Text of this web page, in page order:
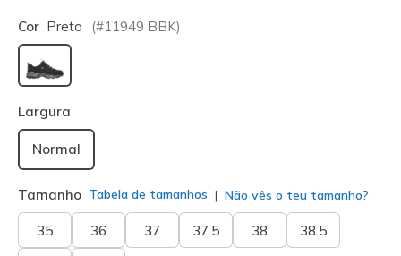
Cor Preto (#11949 BBK)
selecionado
Largura
Normal
Tamanho Tabela de tamanhos Não vês o teu tamanho?
35 36 37 37.5 38 38.5